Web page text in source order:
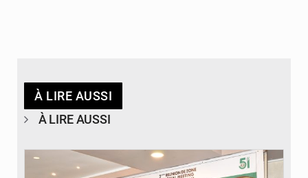
À LIRE AUSSI
À LIRE AUSSI